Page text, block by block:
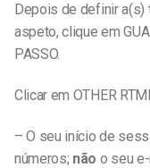
Depois de definir
aspeto, clique em
PASSO.
Clicar em OTHER
– O seu início de
números; não o seu